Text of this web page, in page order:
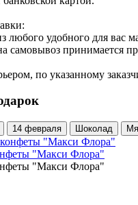
любого удобного для вас
самовывоз принимается
по указанному
14 февраля Шоколад
"Макси Флора"
"Макси Флора"